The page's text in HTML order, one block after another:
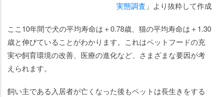
実態調査 」より抜粋して作成
ここ10年間で犬の平均寿命は＋0.78歳、猫の平均寿命は＋1.30
歳と伸びていることがわかります。これはペットフードの充
実や飼育環境の改善、医療の進化など、さまざまな要因が考
えられます。
飼い主である入居者が亡くなった後もペットは長生きをする